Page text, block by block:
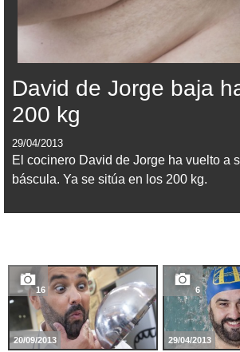
David de Jorge baja
200 kg
29/04/2013
El cocinero David de Jorge ha vuelto a
báscula. Ya se sitúa en los 200 kg.
16
20/09/2013
6
29/04/2013